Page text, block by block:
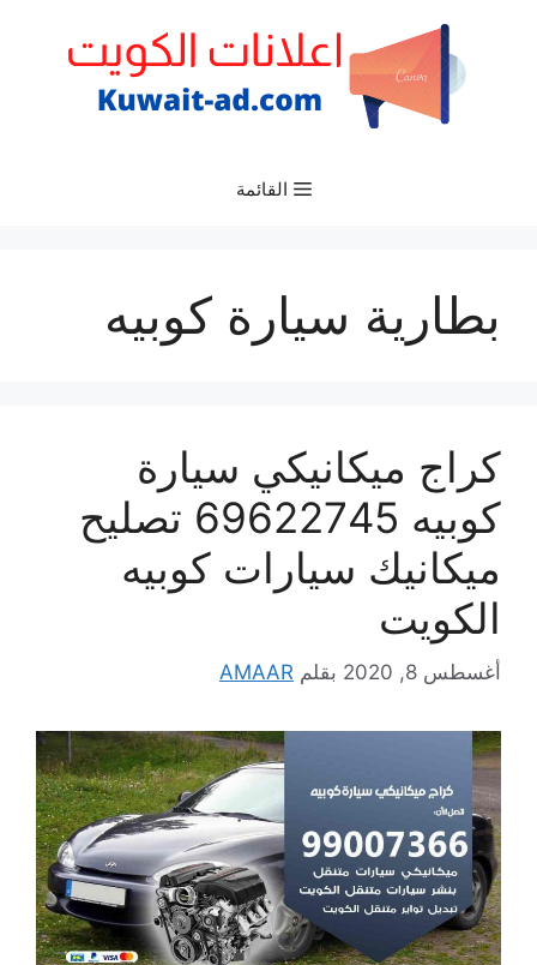
القائمة
بطارية سيارة كوبيه
كراج ميكانيكي سيارة
كوبيه 69622745 تصليح
ميكانيك سيارات كوبيه
الكويت
أغسطس 8, 2020 بقلم AMAAR